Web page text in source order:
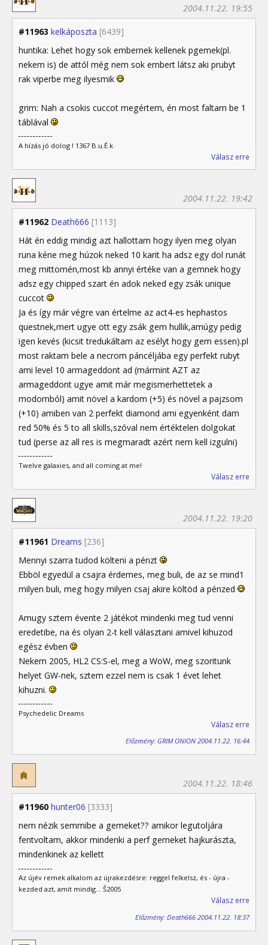
#11963 kelkáposzta [6439]
2004.11.22. 19:55
huntika: Lehet hogy sok embernek kellenek pgemek(pl.
nekem is) de attól még nem sok embert látsz aki prubyt
rak viperbe meg ilyesmik
grim: Nah a csokis cuccot megértem, én most faltam be 1
táblával
A hízás jó dolog ! 1367 B.u.É.k
Válasz erre
#11962 Death666 [1113]
2004.11.22. 19:42
Hát én eddig mindig azt hallottam hogy ilyen meg olyan
runa kéne meg húzok neked 10 karit ha adsz egy dol runát
meg mittomén,most kb annyi értéke van a gemnek hogy
adsz egy chipped szart én adok neked egy zsák unique
cuccot
Ja és így már végre van értelme az act4-es hephastos
questnek,mert ugye ott egy zsák gem hullik,amúgy pedig
igen kevés (kicsit tredukáltam az esélyt hogy gem essen).pl
most raktam bele a necrom páncéljába egy perfekt rubyt
ami level 10 armageddont ad (mármint AZT az
armageddont ugye amit már megismerhettetek a
modomból) amit növel a kardom (+5) és növel a pajzsom
(+10) amiben van 2 perfekt diamond ami egyenként dam
red 50% és 5 to all skills,szóval nem értéktelen dolgokat
tud (perse az all res is megmaradt azért nem kell izgulni)
Twelve galaxies, and all coming at me!
Válasz erre
#11961 Dreams [236]
2004.11.22. 19:20
Mennyi szarra tudod költeni a pénzt
Ebböl egyedül a csajra érdemes, meg buli, de az se mind1
milyen buli, meg hogy milyen csaj akire költöd a pénzed
Amugy sztem évente 2 játékot mindenki meg tud venni
eredetibe, na és olyan 2-t kell választani amivel kihuzod
egész évben
Nekem 2005, HL2 CS:S-el, meg a WoW, meg szoritunk
helyet GW-nek, sztem ezzel nem is csak 1 évet lehet
kihuzni.
Psychedelic Dreams
Válasz erre
Előzmény: GRIM ONION 2004.11.22. 16:44
#11960 hunter06 [3333]
2004.11.22. 18:46
nem nézik semmibe a gemeket?? amikor legutoljára
fentvoltam, akkor mindenki a perf gemeket hajkurászta,
mindenkinek az kellett
Az újév remek alkalom az újrakezdésre: reggel felkelsz, és - újra -
kezded azt, amit mindig... Š2005
Válasz erre
Előzmény: Death666 2004.11.22. 18:37